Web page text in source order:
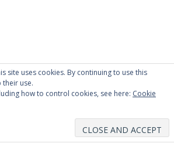
site uses cookies. By continuing to use this
their use.
how to control cookies, see here: Cookie